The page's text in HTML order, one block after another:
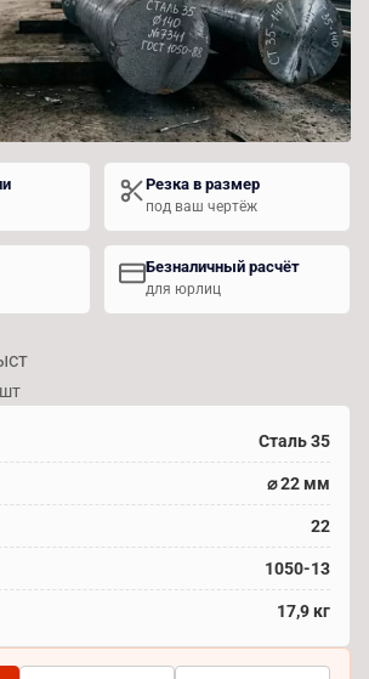
Резка в размер
под ваш чертёж
Безналичный расчёт
для юрлиц
Сталь 35
⌀ 22 мм
22
1050-13
17,9 кг